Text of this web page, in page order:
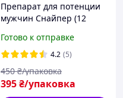
Препарат для потенции
мужчин Снайпер (12
Готово к отправке
4.2 (5)
395₴/упаковка
450 ₴/упаковка